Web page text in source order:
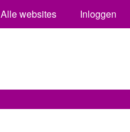
Alle websites Inloggen